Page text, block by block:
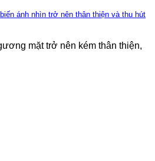
ánh nhìn trở nên thân thiện và thu hút
mặt trở nên kém thân thiện,